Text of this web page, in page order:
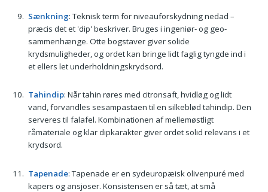
Sænkning: Teknisk term for niveauforskydning nedad –
præcis det et 'dip' beskriver. Bruges i ingeniør- og geo-
sammenhænge. Otte bogstaver giver solide
krydsmuligheder, og ordet kan bringe lidt faglig tyngde ind i
et ellers let underholdningskrydsord.
Tahindip: Når tahin røres med citronsaft, hvidløg og lidt
vand, forvandles sesampastaen til en silkeblød tahindip. Den
serveres til falafel. Kombinationen af mellemøstligt
råmateriale og klar dipkarakter giver ordet solid relevans i et
krydsord.
Tapenade: Tapenade er en sydeuropæisk olivenpuré med
kapers og ansjoser. Konsistensen er så tæt, at små